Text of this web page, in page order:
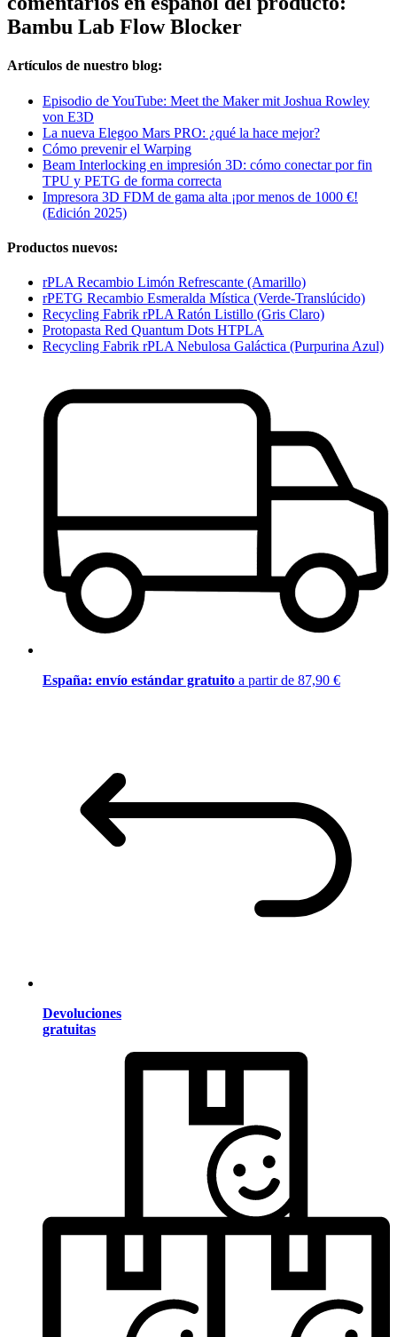
Bambu Lab Flow Blocker
Artículos de nuestro blog:
Episodio de YouTube: Meet the Maker mit Joshua Rowley
von E3D
La nueva Elegoo Mars PRO: ¿qué la hace mejor?
Cómo prevenir el Warping
Beam Interlocking en impresión 3D: cómo conectar por fin
TPU y PETG de forma correcta
Impresora 3D FDM de gama alta ¡por menos de 1000 €!
(Edición 2025)
Productos nuevos:
rPLA Recambio Limón Refrescante (Amarillo)
rPETG Recambio Esmeralda Mística (Verde-Translúcido)
Recycling Fabrik rPLA Ratón Listillo (Gris Claro)
Protopasta Red Quantum Dots HTPLA
Recycling Fabrik rPLA Nebulosa Galáctica (Purpurina Azul)
España: envío estándar gratuito a partir de 87,90 €
Devoluciones
gratuitas